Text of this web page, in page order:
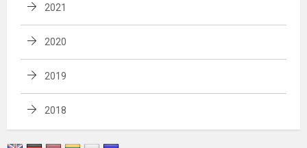
2021
2020
2019
2018